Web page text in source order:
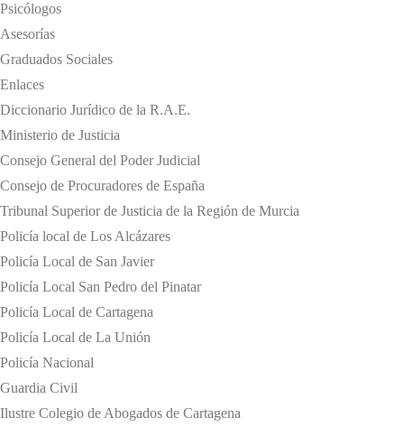
Psicólogos
Asesorías
Graduados Sociales
Enlaces
Diccionario Jurídico de la R.A.E.
Ministerio de Justicia
Consejo General del Poder Judicial
Consejo de Procuradores de España
Tribunal Superior de Justicia de la Región de Murcia
Policía local de Los Alcázares
Policía Local de San Javier
Policía Local San Pedro del Pinatar
Policía Local de Cartagena
Policía Local de La Unión
Policía Nacional
Guardia Civil
Ilustre Colegio de Abogados de Cartagena